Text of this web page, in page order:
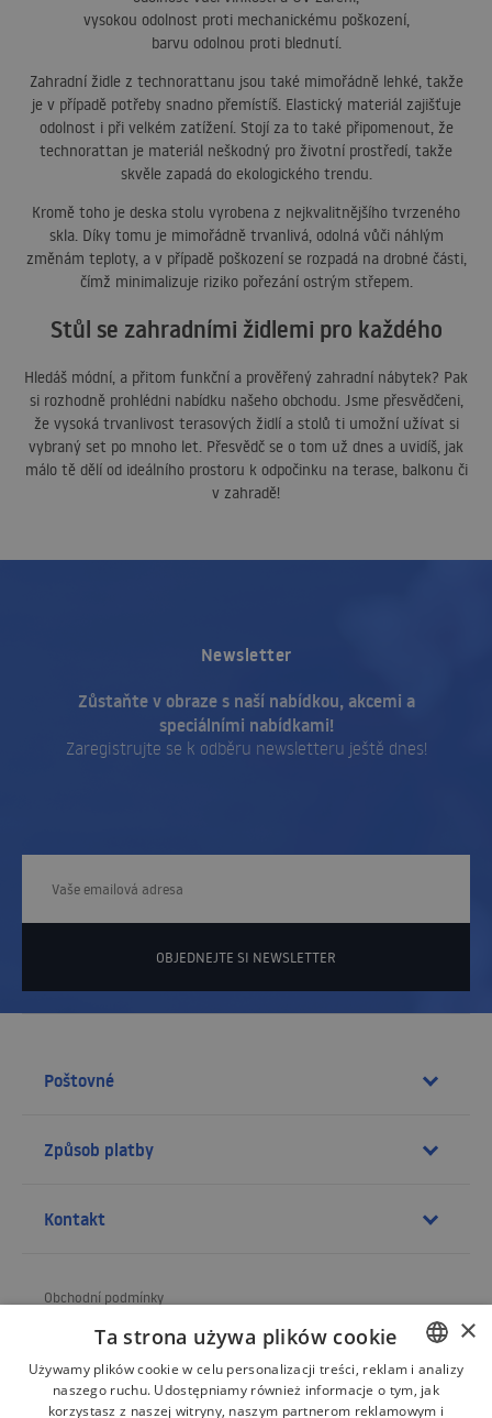
vysokou odolnost proti mechanickému poškození,
barvu odolnou proti blednutí.
Zahradní židle z technorattanu jsou také mimořádně lehké, takže
je v případě potřeby snadno přemístíš. Elastický materiál zajišťuje
odolnost i při velkém zatížení. Stojí za to také připomenout, že
technorattan je materiál neškodný pro životní prostředí, takže
skvěle zapadá do ekologického trendu.
Kromě toho je deska stolu vyrobena z nejkvalitnějšího tvrzeného
skla. Díky tomu je mimořádně trvanlivá, odolná vůči náhlým
změnám teploty, a v případě poškození se rozpadá na drobné části,
čímž minimalizuje riziko pořezání ostrým střepem.
Stůl se zahradními židlemi pro každého
Hledáš módní, a přitom funkční a prověřený zahradní nábytek? Pak
si rozhodně prohlédni nabídku našeho obchodu. Jsme přesvědčeni,
že vysoká trvanlivost terasových židlí a stolů ti umožní užívat si
vybraný set po mnoho let. Přesvědč se o tom už dnes a uvidíš, jak
málo tě dělí od ideálního prostoru k odpočinku na terase, balkonu či
v zahradě!
Newsletter
Zůstaňte v obraze s naší nabídkou, akcemi a
speciálními nabídkami!
Zaregistrujte se k odběru newsletteru ještě dnes!
OBJEDNEJTE SI NEWSLETTER
Poštovné
Způsob platby
Kontakt
Obchodní podmínky
O obchodu
Doprava
POLISH
×
Ta strona używa plików cookie
Używamy plików cookie w celu personalizacji treści, reklam i analizy
naszego ruchu. Udostępniamy również informacje o tym, jak
korzystasz z naszej witryny, naszym partnerom reklamowym i